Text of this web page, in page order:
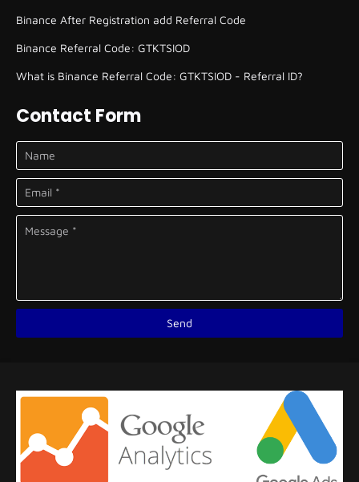
Binance After Registration add Referral Code
Binance Referral Code: GTKTSIOD
What is Binance Referral Code: GTKTSIOD - Referral ID?
Contact Form